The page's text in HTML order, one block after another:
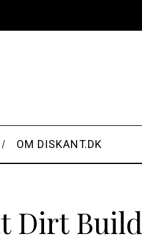
OM DISKANT.DK
Dirt Build